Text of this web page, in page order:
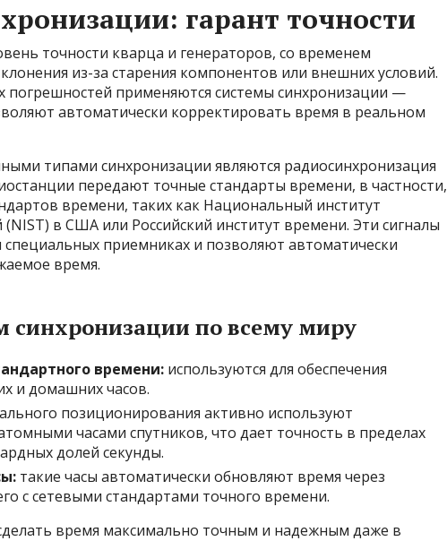
гарант точности
точности кварца и генераторов, со временем
из-за старения компонентов или внешних условий.
погрешностей применяются системы синхронизации —
автоматически корректировать время в реальном
типами синхронизации являются радиосинхронизация
передают точные стандарты времени, в частности,
времени, таких как Национальный институт
(NIST) в США или Российский институт времени. Эти сигналы
специальных приемниках и позволяют автоматически
время.
синхронизации по всему миру
времени: используются для обеспечения
и домашних часов.
позиционирования активно используют
часами спутников, что дает точность в пределах
долей секунды.
такие часы автоматически обновляют время через
с сетевыми стандартами точного времени.
время максимально точным и надежным даже в